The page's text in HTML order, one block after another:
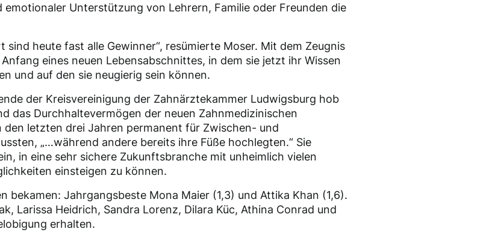
Unterstützung von Lehrern, Familie oder Freunden die
sind heute fast alle Gewinner“, resümierte Moser. Mit dem Zeugnis
eines neuen Lebensabschnittes, in dem sie jetzt ihr Wissen
und auf den sie neugierig sein können.
der Kreisvereinigung der Zahnärztekammer Ludwigsburg hob
das Durchhaltevermögen der neuen Zahnmedizinischen
den letzten drei Jahren permanent für Zwischen- und
„…während andere bereits ihre Füße hochlegten.“ Sie
in eine sehr sichere Zukunftsbranche mit unheimlich vielen
einsteigen zu können.
bekamen: Jahrgangsbeste Mona Maier (1,3) und Attika Khan (1,6).
Larissa Heidrich, Sandra Lorenz, Dilara Küc, Athina Conrad und
erhalten.